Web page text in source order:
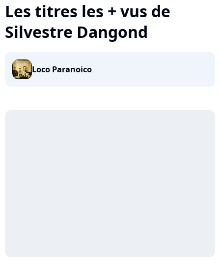
Les titres les + vus de
Silvestre Dangond
Loco Paranoico